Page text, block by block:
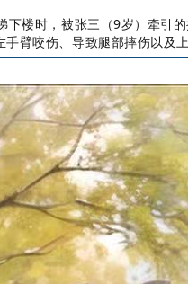
楼时，被张三（9岁）牵引
臂咬伤、导致腿部摔伤以及上